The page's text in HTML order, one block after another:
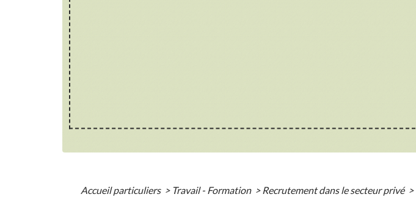
Accueil particuliers > Travail - Formation > Recrutement dans le secteur privé >